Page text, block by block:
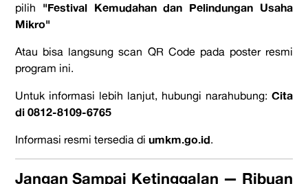
pilih "Festival Kemudahan dan Pelindungan Usaha
Mikro"
Atau bisa langsung scan QR Code pada poster resmi
program ini.
Untuk informasi lebih lanjut, hubungi narahubung: Cita
di 0812-8109-6765
Informasi resmi tersedia diumkm.go.id.
Jangan Sampai Ketinggalan — Ribuan